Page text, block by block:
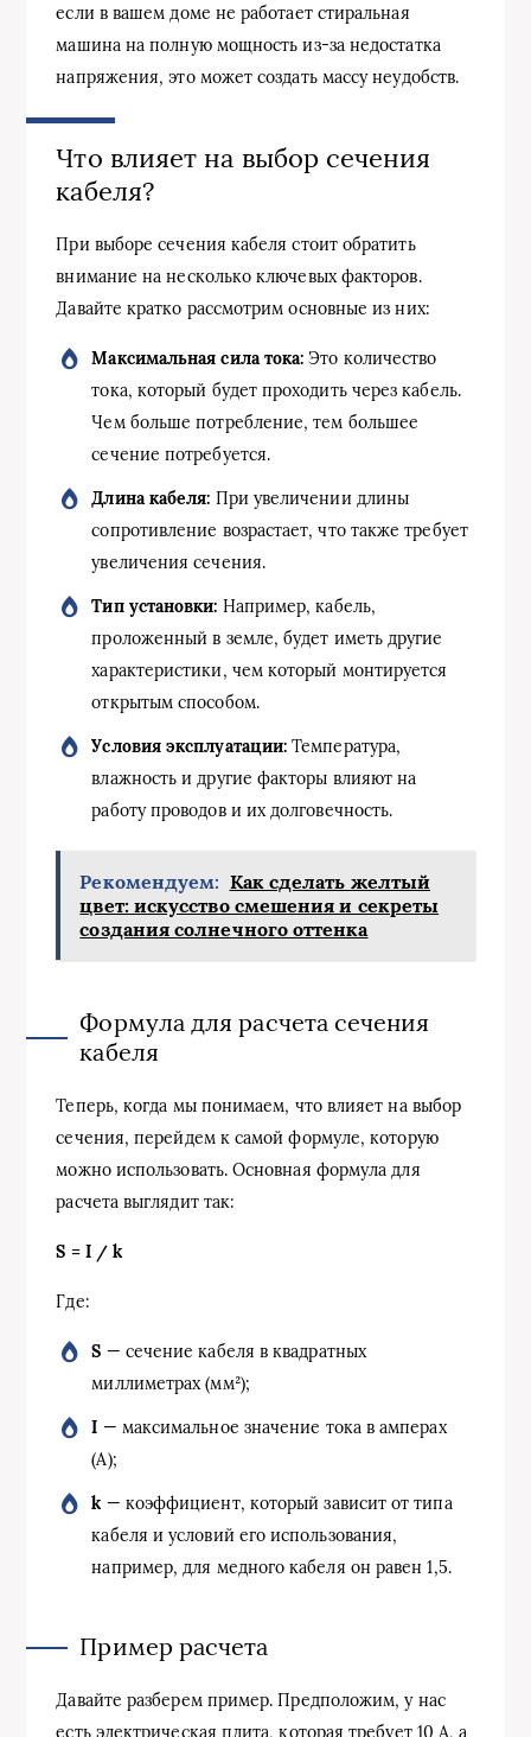
если в вашем доме не работает стиральная
машина на полную мощность из-за недостатка
напряжения, это может создать массу неудобств.
Что влияет на выбор сечения
кабеля?
При выборе сечения кабеля стоит обратить
внимание на несколько ключевых факторов.
Давайте кратко рассмотрим основные из них:
Максимальная сила тока: Это количество
тока, который будет проходить через кабель.
Чем больше потребление, тем большее
сечение потребуется.
Длина кабеля: При увеличении длины
сопротивление возрастает, что также требует
увеличения сечения.
Тип установки: Например, кабель,
проложенный в земле, будет иметь другие
характеристики, чем который монтируется
открытым способом.
Условия эксплуатации: Температура,
влажность и другие факторы влияют на
работу проводов и их долговечность.
Рекомендуем: Как сделать желтый
цвет: искусство смешения и секреты
создания солнечного оттенка
Формула для расчета сечения
кабеля
Теперь, когда мы понимаем, что влияет на выбор
сечения, перейдем к самой формуле, которую
можно использовать. Основная формула для
расчета выглядит так:
S = I / k
Где:
S — сечение кабеля в квадратных
миллиметрах (мм²);
I — максимальное значение тока в амперах
(А);
k — коэффициент, который зависит от типа
кабеля и условий его использования,
например, для медного кабеля он равен 1,5.
Пример расчета
Давайте разберем пример. Предположим, у нас
есть электрическая плита, которая требует 10 А, а